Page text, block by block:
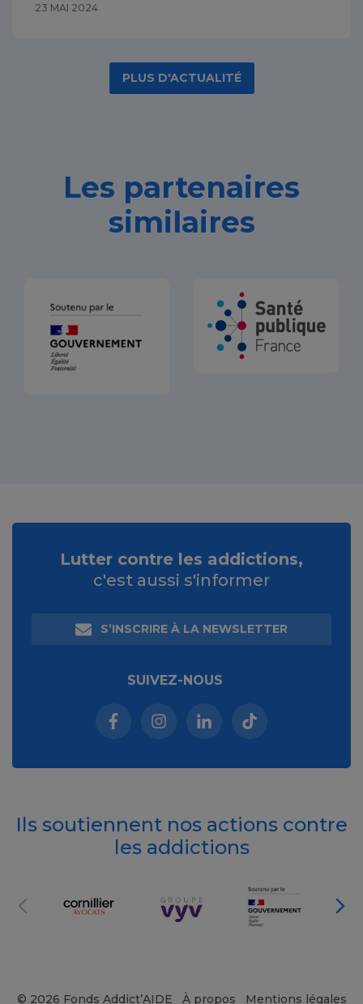
23 MAI 2024
PLUS D'ACTUALITÉ
Les partenaires
similaires
Lutter contre les addictions,
c'est aussi s'informer
S’INSCRIRE À LA NEWSLETTER
SUIVEZ-NOUS
Facebook (nouvelle fenêtre)
Instagram (nouvelle fenêtre)
Linkedin (nouvelle
Tiktok (nouvelle
Ils soutiennent nos actions contre
les addictions
© 2026 Fonds Addict’AIDE À propos Mentions légales